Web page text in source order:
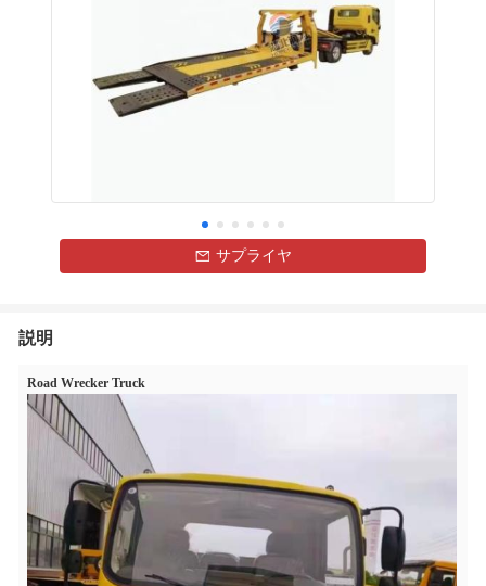
サプライヤ
説明
Road Wrecker Truck